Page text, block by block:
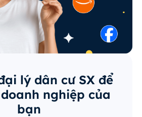
lý dân cư SX để
nghiệp của
bạn